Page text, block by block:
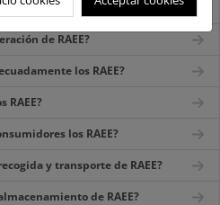
los RAEE?
de RAEE?
los RAEE?
RAEE?
los RAEE?
y transporte de RAEE?
de RAEE?